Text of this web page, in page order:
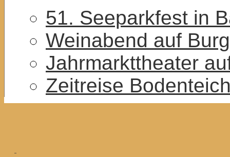
51. Seeparkfest in
Weinabend auf
Jahrmarkttheater
Zeitreise